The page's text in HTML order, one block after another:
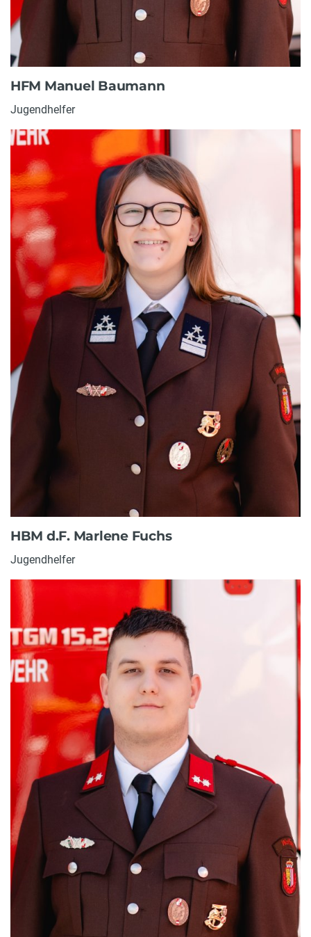
HFM Manuel Baumann
Jugendhelfer
HBM d.F. Marlene Fuchs
Jugendhelfer